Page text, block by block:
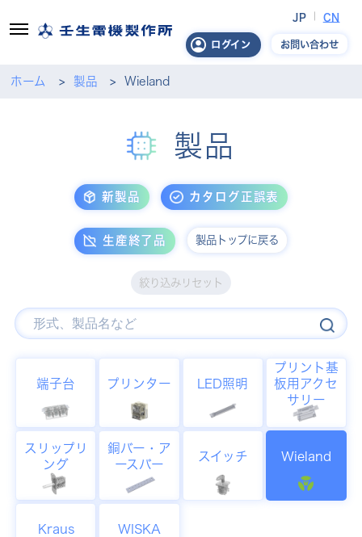
ログイン
JP CN
お問い合わせ
ホーム 製品 Wieland
製品
新製品 カタログ正誤表
生産終了品 製品トップに戻る
絞り込みリセット
端子台 プリンター LED照明
プリント基
板用アクセ
サリー
スリップリ
ング
銅バー・ア
ースバー
スイッチ Wieland
Kraus WISKA